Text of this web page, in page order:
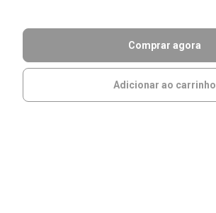
Comprar agora
Adicionar ao carrinho